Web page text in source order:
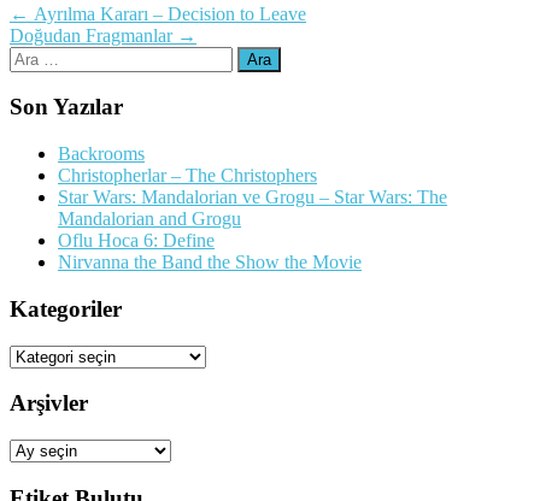
Yazı
dolaşımı
← Ayrılma Kararı – Decision to Leave
Doğudan Fragmanlar →
Arama:
Son Yazılar
Backrooms
Christopherlar – The Christophers
Star Wars: Mandalorian ve Grogu – Star Wars: The
Mandalorian and Grogu
Oflu Hoca 6: Define
Nirvanna the Band the Show the Movie
Kategoriler
Kategoriler
Arşivler
Arşivler